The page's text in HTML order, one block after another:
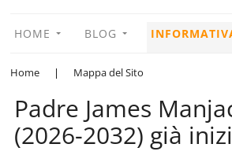
HOME BLOG
Home | Mappa del Sito
Padre James
(2026-2032) già